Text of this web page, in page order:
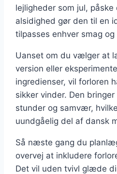
lejligheder som jul,
alsidighed gør den til en
tilpasses enhver smag og
Uanset om du vælger at
version eller
ingredienser, vil forloren
sikker vinder. Den
stunder og samvær,
uundgåelig del af dansk
Så næste gang du
overvej at inkludere
Det vil uden tvivl glæde